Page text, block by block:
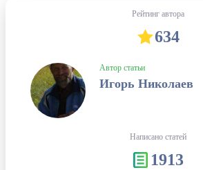
Рейтинг автора
634
Автор статьи
Игорь Николаев
Написано статей
1913